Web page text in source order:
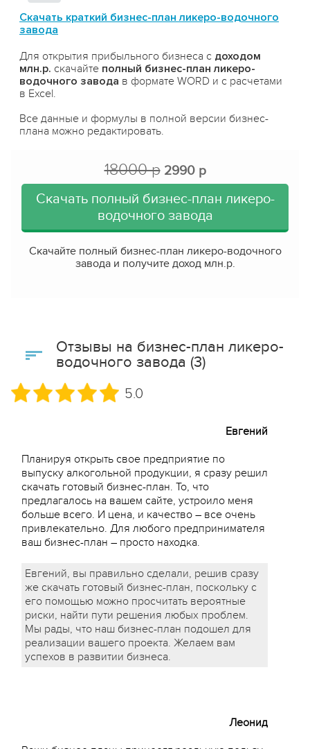
Скачать краткий бизнес-план ликеро-водочного
завода
Для открытия прибыльного бизнеса с доходом
млн.р. скачайте полный бизнес-план ликеро-
водочного завода в формате WORD и с расчетами
в Excel.
Все данные и формулы в полной версии бизнес-
плана можно редактировать.
18000 р 2990 р
Скачать полный бизнес-план ликеро-
водочного завода
Скачайте полный бизнес-план ликеро-водочного
завода и получите доход млн.р.
Отзывы на бизнес-план ликеро-
водочного завода (3)
5.0
Евгений
Планируя открыть свое предприятие по
выпуску алкогольной продукции, я сразу решил
скачать готовый бизнес-план. То, что
предлагалось на вашем сайте, устроило меня
больше всего. И цена, и качество – все очень
привлекательно. Для любого предпринимателя
ваш бизнес-план – просто находка.
Евгений, вы правильно сделали, решив сразу
же скачать готовый бизнес-план, поскольку с
его помощью можно просчитать вероятные
риски, найти пути решения любых проблем.
Мы рады, что наш бизнес-план подошел для
реализации вашего проекта. Желаем вам
успехов в развитии бизнеса.
Леонид